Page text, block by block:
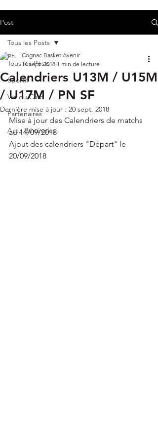
Post
Tous les Posts
Sportif
Vie du Club
Partenaires
Actu Bénévoles
Tous les Posts
Calendriers U13M / U15M
/ U17M / PN SF
Cognac Basket Avenir
14 sept. 2018 1 min de lecture
Dernière mise à jour : 20 sept. 2018
Mise à jour des Calendriers de matchs
au 14/09/2018
Ajout des calendriers "Départ" le
20/09/2018